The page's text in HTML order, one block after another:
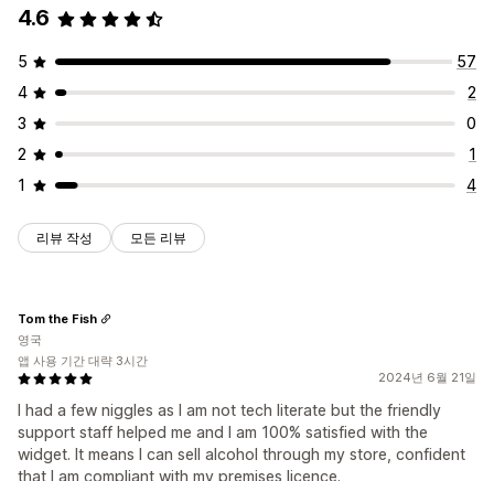
4.6
5
57
4
2
3
0
2
1
1
4
리뷰 작성 모든 리뷰
2024년 6월 21일
I had a few niggles as I am not tech literate but the friendly
support staff helped me and I am 100% satisfied with the
widget. It means I can sell alcohol through my store, confident
that I am compliant with my premises licence.
Tom the Fish
영국
앱 사용 기간 대략 3시간